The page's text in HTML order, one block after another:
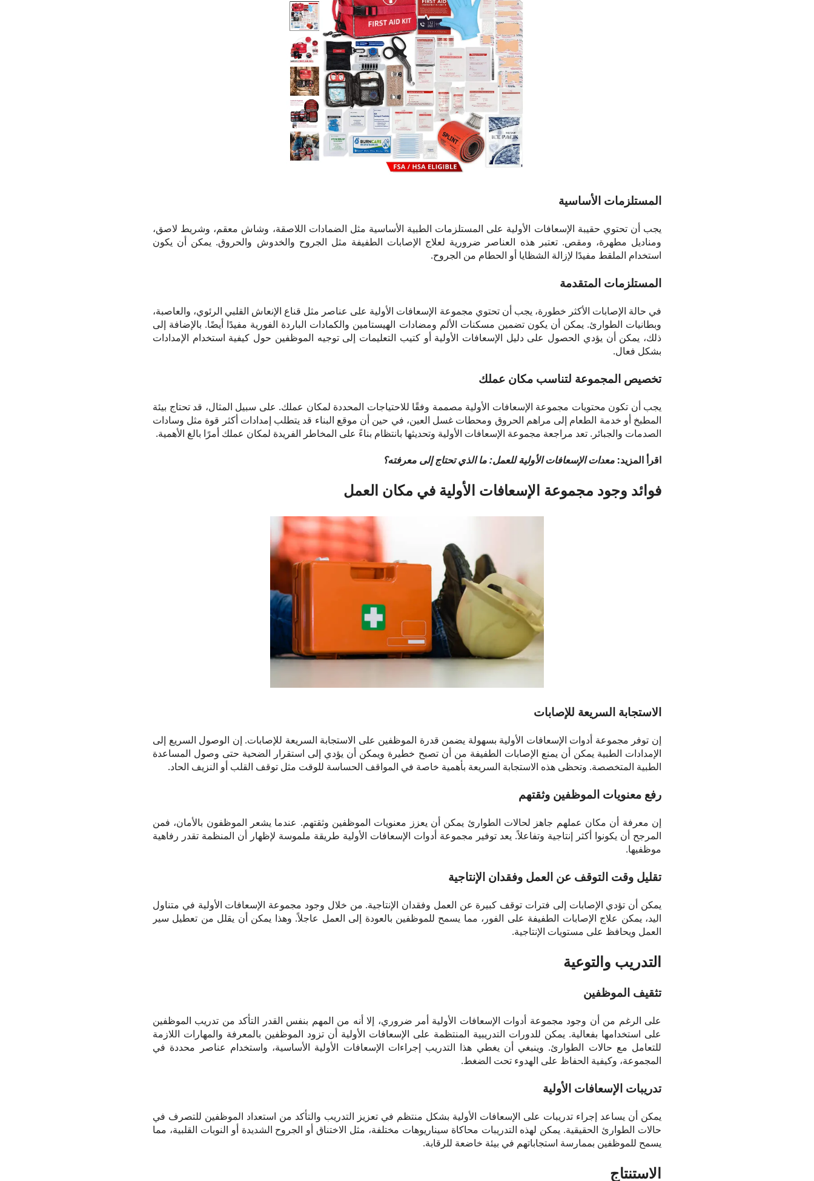
المستلزمات الأساسية
يجب أن تحتوي حقيبة الإسعافات الأولية على المستلزمات الطبية الأساسية مثل الضمادات اللاصقة، وشاش معقم، وشريط لاصق،
ومناديل مطهرة، ومقص. تعتبر هذه العناصر ضرورية لعلاج الإصابات الطفيفة مثل الجروح والخدوش والحروق. يمكن أن يكون
استخدام الملقط مفيدًا لإزالة الشظايا أو الحطام من الجروح.
المستلزمات المتقدمة
في حالة الإصابات الأكثر خطورة، يجب أن تحتوي مجموعة الإسعافات الأولية على عناصر مثل قناع الإنعاش القلبي الرئوي، والعاصبة،
وبطانيات الطوارئ. يمكن أن يكون تضمين مسكنات الألم ومضادات الهيستامين والكمادات الباردة الفورية مفيدًا أيضًا. بالإضافة إلى
ذلك، يمكن أن يؤدي الحصول على دليل الإسعافات الأولية أو كتيب التعليمات إلى توجيه الموظفين حول كيفية استخدام الإمدادات
بشكل فعال.
تخصيص المجموعة لتناسب مكان عملك
يجب أن تكون محتويات مجموعة الإسعافات الأولية مصممة وفقًا للاحتياجات المحددة لمكان عملك. على سبيل المثال، قد تحتاج بيئة
المطبخ أو خدمة الطعام إلى مراهم الحروق ومحطات غسل العين، في حين أن موقع البناء قد يتطلب إمدادات أكثر قوة مثل وسادات
الصدمات والجبائر. تعد مراجعة مجموعة الإسعافات الأولية وتحديثها بانتظام بناءً على المخاطر الفريدة لمكان عملك أمرًا بالغ الأهمية.
اقرأ المزيد: معدات الإسعافات الأولية للعمل: ما الذي تحتاج إلى معرفته؟
فوائد وجود مجموعة الإسعافات الأولية في مكان العمل
الاستجابة السريعة للإصابات
إن توفر مجموعة أدوات الإسعافات الأولية بسهولة يضمن قدرة الموظفين على الاستجابة السريعة للإصابات. إن الوصول السريع إلى
الإمدادات الطبية يمكن أن يمنع الإصابات الطفيفة من أن تصبح خطيرة ويمكن أن يؤدي إلى استقرار الضحية حتى وصول المساعدة
الطبية المتخصصة. وتحظى هذه الاستجابة السريعة بأهمية خاصة في المواقف الحساسة للوقت مثل توقف القلب أو النزيف الحاد.
رفع معنويات الموظفين وثقتهم
إن معرفة أن مكان عملهم جاهز لحالات الطوارئ يمكن أن يعزز معنويات الموظفين وثقتهم. عندما يشعر الموظفون بالأمان، فمن
المرجح أن يكونوا أكثر إنتاجية وتفاعلاً. يعد توفير مجموعة أدوات الإسعافات الأولية طريقة ملموسة لإظهار أن المنظمة تقدر رفاهية
موظفيها.
تقليل وقت التوقف عن العمل وفقدان الإنتاجية
يمكن أن تؤدي الإصابات إلى فترات توقف كبيرة عن العمل وفقدان الإنتاجية. من خلال وجود مجموعة الإسعافات الأولية في متناول
اليد، يمكن علاج الإصابات الطفيفة على الفور، مما يسمح للموظفين بالعودة إلى العمل عاجلاً. وهذا يمكن أن يقلل من تعطيل سير
العمل ويحافظ على مستويات الإنتاجية.
التدريب والتوعية
تثقيف الموظفين
على الرغم من أن وجود مجموعة أدوات الإسعافات الأولية أمر ضروري، إلا أنه من المهم بنفس القدر التأكد من تدريب الموظفين
على استخدامها بفعالية. يمكن للدورات التدريبية المنتظمة على الإسعافات الأولية أن تزود الموظفين بالمعرفة والمهارات اللازمة
للتعامل مع حالات الطوارئ. وينبغي أن يغطي هذا التدريب إجراءات الإسعافات الأولية الأساسية، واستخدام عناصر محددة في
المجموعة، وكيفية الحفاظ على الهدوء تحت الضغط.
تدريبات الإسعافات الأولية
يمكن أن يساعد إجراء تدريبات على الإسعافات الأولية بشكل منتظم في تعزيز التدريب والتأكد من استعداد الموظفين للتصرف في
حالات الطوارئ الحقيقية. يمكن لهذه التدريبات محاكاة سيناريوهات مختلفة، مثل الاختناق أو الجروح الشديدة أو النوبات القلبية، مما
يسمح للموظفين بممارسة استجاباتهم في بيئة خاضعة للرقابة.
الاستنتاج